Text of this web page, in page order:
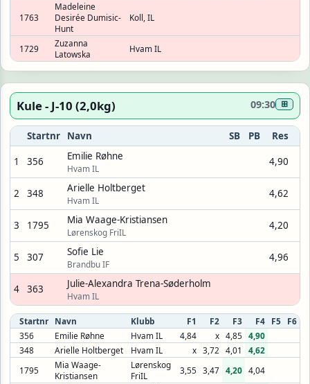
1763
Madeleine
Desirée Dumisic-
Hunt
Koll, IL
1729
Zuzanna
Latowska
Hvam IL
Kule - J-10 (2,0kg) 09:30 ⊞
Startnr Navn SB PB Res
1 356 Emilie Røhne
Hvam IL
4,90
2 348 Arielle Holtberget
Hvam IL
4,62
3 1795 Mia Waage-Kristiansen
Lørenskog FriIL
4,20
5 307 Sofie Lie
Brandbu IF
4,96
4 363 Julie-Alexandra Trena-Søderholm
Hvam IL
Startnr Navn Klubb F1 F2 F3 F4 F5
F6
356
Emilie Røhne Hvam IL 4,84 x 4,85
4,90
348
Arielle Holtberget Hvam IL x 3,72 4,01
4,62
1795
Mia Waage-
Kristiansen
Lørenskog
FriIL
3,55 3,47 4,20 4,04